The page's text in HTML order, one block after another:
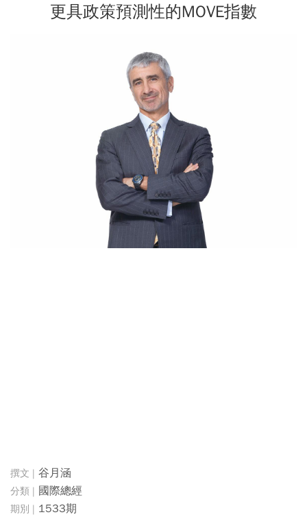
更具政策預測性的MOVE指數
谷月涵
國際總經
1533期